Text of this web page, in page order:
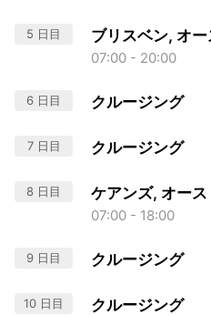
5 日目 ブリスベン, オ
07:00 - 20:00
6 日目 クルージング
7 日目 クルージング
8 日目 ケアンズ, オー
07:00 - 18:00
9 日目 クルージング
10 日目 クルージング